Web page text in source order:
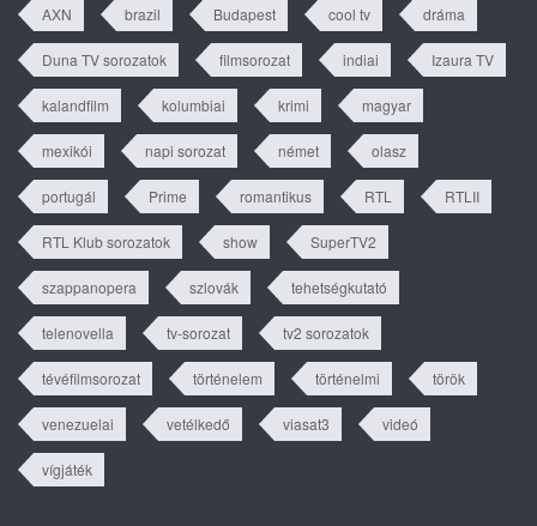
AXN brazil Budapest cool tv dráma
Duna TV sorozatok filmsorozat indiai Izaura TV
kalandfilm kolumbiai krimi magyar
mexikói napi sorozat német olasz
portugál Prime romantikus RTL RTLII
RTL Klub sorozatok show SuperTV2
szappanopera szlovák tehetségkutató
telenovella tv-sorozat tv2 sorozatok
tévéfilmsorozat történelem történelmi török
venezuelai vetélkedő viasat3 videó
vígjáték